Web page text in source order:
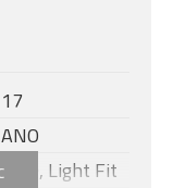
17
ANO
ANO, Light Fit